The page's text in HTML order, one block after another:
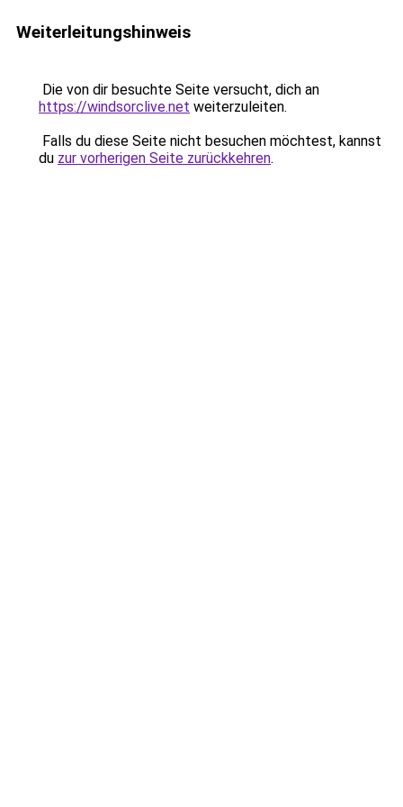
Weiterleitungshinweis
Die von dir besuchte Seite versucht, dich an
https://windsorclive.net weiterzuleiten.
Falls du diese Seite nicht besuchen möchtest, kannst
du zur vorherigen Seite zurückkehren.